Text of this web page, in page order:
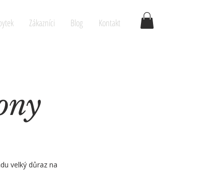
Zákazníci Blog Kontakt
velký důraz na